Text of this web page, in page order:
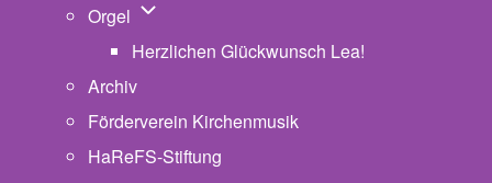
Orgel Unternavigation von Orgel
Herzlichen Glückwunsch Lea!
Archiv
Förderverein Kirchenmusik
HaReFS-Stiftung